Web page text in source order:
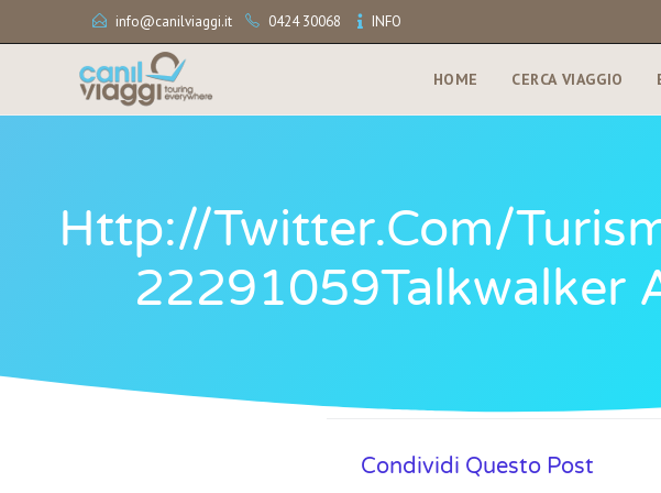
info@canilviaggi.it 0424 30068 INFO
HOME CERCA VIAGGIO
Http://twitter.com/
22291059Talkwalker
Condividi Questo Post